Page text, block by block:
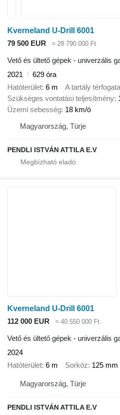
Kverneland U-Drill 6001
79 500 EUR
≈ 28 790 000 Ft
Vető és ültető gépek - univerzális
2021
629 óra
Hatóterület 6 m A tartály térfogata
Szükséges vontatási teljesítmény
Üzemi sebesség 18 km/ó
Magyarország, Türje
PENDLI ISTVÁN ATTILA E.V
Kverneland U-Drill 6001
112 000 EUR
≈ 40 550 000 Ft
Vető és ültető gépek - univerzális
2024
Hatóterület 6 m Sorköz 125 mm
Magyarország, Türje
PENDLI ISTVÁN ATTILA E.V